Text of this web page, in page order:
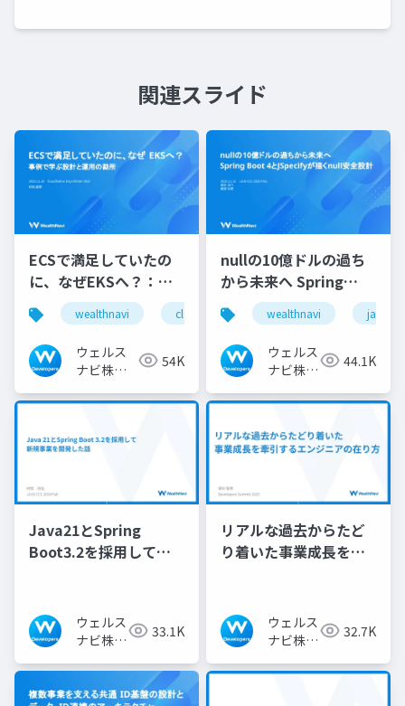
関連スライド
ECSで満足していたの
に、なぜEKSへ？：事
例で学ぶ設計と運用の
勘所
wealthnavi cloudnativedays eks ecs
ウェルス
ナビ株式
広報チー
54K
nullの10億ドルの過ち
から未来へ Spring
Boot 4とJSpecifyが描
くnull安全設計
wealthnavi java
ウェルス
ナビ株式
術広報チ
44.1K
Java21とSpring
Boot3.2を採用して新
ウェルス
ナビ株式
術広報チ
ーム
33.1K
リアルな過去からたど
り着いた事業成長を牽
ウェルス
ナビ株式
術広報チ
32.7K